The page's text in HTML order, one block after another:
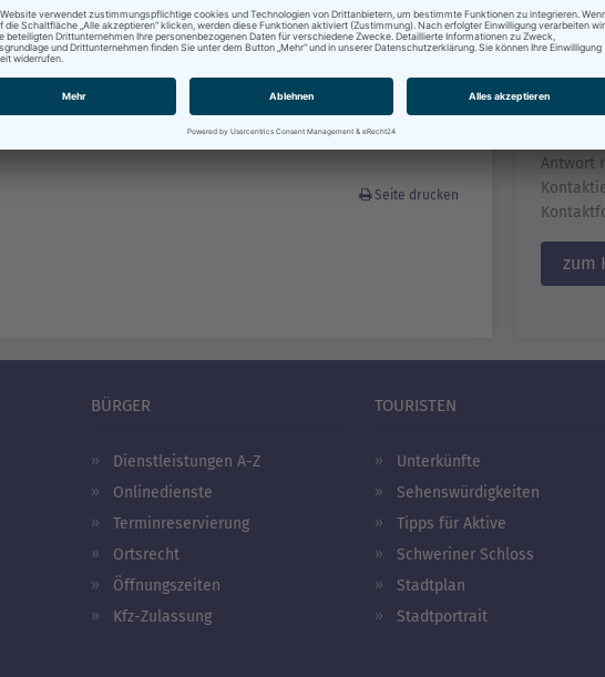
STADTVERTRETUNG KUNST & KULTUR
FEUERWEHR STADTPLANUNG
Seite drucken
Hilft
Sie
Antwort
zum
BÜRGER
Dienstleistungen A-Z
Onlinedienste
Terminreservierung
Ortsrecht
Öffnungszeiten
Kfz-Zulassung
TOURISTEN
Unterkünfte
Sehenswürdigkeiten
Tipps für Aktive
Schweriner Schloss
Stadtplan
Stadtportrait